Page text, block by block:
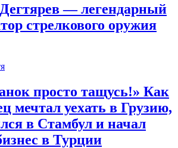
— легендарный
стрелкового оружия
просто тащусь!» Как
мечтал уехать в Грузию,
в Стамбул и начал
в Турции